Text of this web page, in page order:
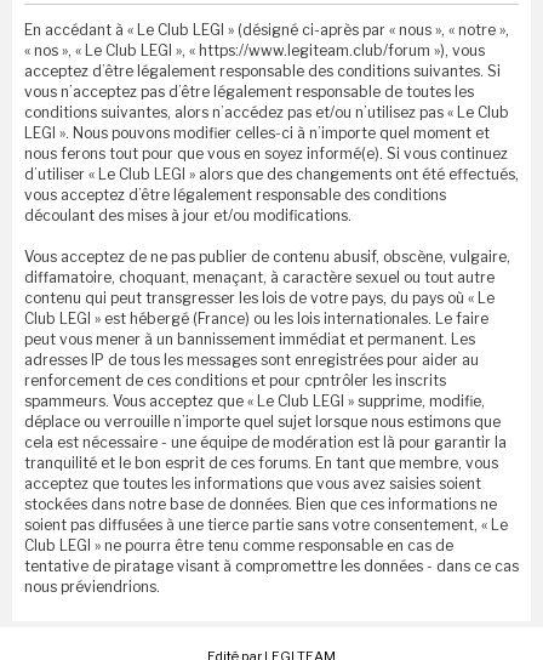
En accédant à « Le Club LEGI » (désigné ci-après par « nous », « notre »,
« nos », « Le Club LEGI », « https://www.legiteam.club/forum »), vous
acceptez d’être légalement responsable des conditions suivantes. Si
vous n’acceptez pas d’être légalement responsable de toutes les
conditions suivantes, alors n’accédez pas et/ou n’utilisez pas « Le Club
LEGI ». Nous pouvons modifier celles-ci à n’importe quel moment et
nous ferons tout pour que vous en soyez informé(e). Si vous continuez
d’utiliser « Le Club LEGI » alors que des changements ont été effectués,
vous acceptez d’être légalement responsable des conditions
découlant des mises à jour et/ou modifications.
Vous acceptez de ne pas publier de contenu abusif, obscène, vulgaire,
diffamatoire, choquant, menaçant, à caractère sexuel ou tout autre
contenu qui peut transgresser les lois de votre pays, du pays où « Le
Club LEGI » est hébergé (France) ou les lois internationales. Le faire
peut vous mener à un bannissement immédiat et permanent. Les
adresses IP de tous les messages sont enregistrées pour aider au
renforcement de ces conditions et pour cpntrôler les inscrits
spammeurs. Vous acceptez que « Le Club LEGI » supprime, modifie,
déplace ou verrouille n’importe quel sujet lorsque nous estimons que
cela est nécessaire - une équipe de modération est là pour garantir la
tranquilité et le bon esprit de ces forums. En tant que membre, vous
acceptez que toutes les informations que vous avez saisies soient
stockées dans notre base de données. Bien que ces informations ne
soient pas diffusées à une tierce partie sans votre consentement, « Le
Club LEGI » ne pourra être tenu comme responsable en cas de
tentative de piratage visant à compromettre les données - dans ce cas
nous préviendrions.
Edité par LEGI TEAM